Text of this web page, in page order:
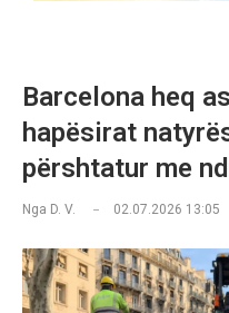
Barcelona heq
hapësirat
përshtatur me
Nga D. V. 02.07.2026 13:05